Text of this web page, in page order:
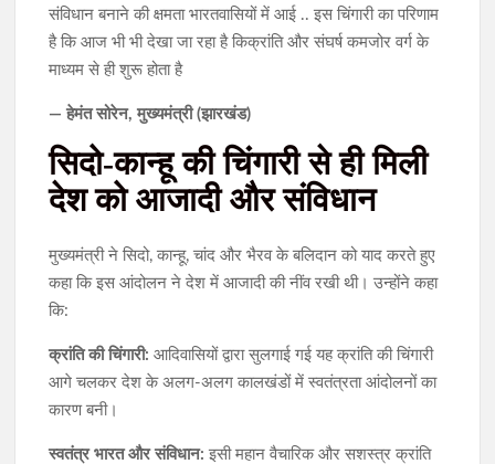
संविधान बनाने की क्षमता भारतवासियों में आई .. इस चिंगारी का परिणाम
है कि आज भी भी देखा जा रहा है किक्रांति और संघर्ष कमजोर वर्ग के
माध्यम से ही शुरू होता है
— हेमंत सोरेन, मुख्यमंत्री (झारखंड)
सिदो-कान्हू की चिंगारी से ही मिली
देश को आजादी और संविधान
​मुख्यमंत्री ने सिदो, कान्हू, चांद और भैरव के बलिदान को याद करते हुए
कहा कि इस आंदोलन ने देश में आजादी की नींव रखी थी। उन्होंने कहा
कि:
क्रांति की चिंगारी: आदिवासियों द्वारा सुलगाई गई यह क्रांति की चिंगारी
आगे चलकर देश के अलग-अलग कालखंडों में स्वतंत्रता आंदोलनों का
कारण बनी।
स्वतंत्र भारत और संविधान: इसी महान वैचारिक और सशस्त्र क्रांति